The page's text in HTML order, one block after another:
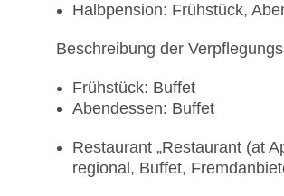
Halbpension: Frühstück,
Beschreibung der
Frühstück: Buffet
Abendessen: Buffet
Restaurant „Restaurant (at
regional, Buffet,